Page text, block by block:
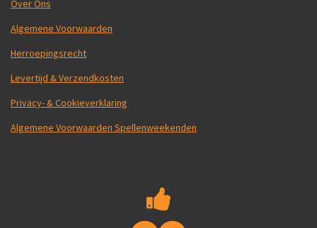
Over Ons
Algemene Voorwaarden
Herroepingsrecht
Levertijd & Verzendkosten
Privacy- & Cookieverklaring
Algemene Voorwaarden Spellenweekenden